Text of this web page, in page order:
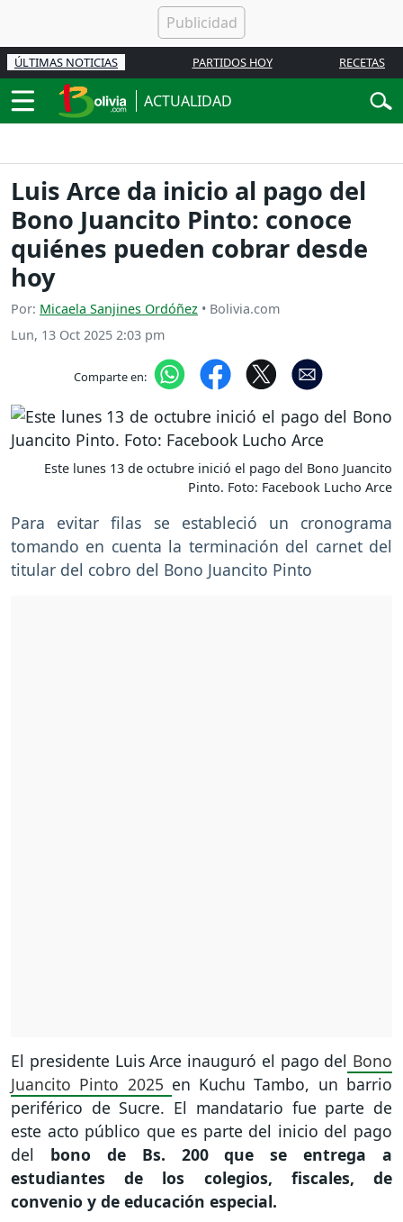
ÚLTIMAS NOTICIAS PARTIDOS HOY RECETAS
ACTUALIDAD
Luis Arce da inicio al pago del
Bono Juancito Pinto: conoce
quiénes pueden cobrar desde
hoy
Por: Micaela Sanjines Ordóñez • Bolivia.com
Lun, 13 Oct 2025 2:03 pm
Comparte en:
Este lunes 13 de octubre inició el pago del Bono Juancito
Pinto. Foto: Facebook Lucho Arce
Para evitar filas se estableció un cronograma
tomando en cuenta la terminación del carnet del
titular del cobro del Bono Juancito Pinto
El presidente Luis Arce inauguró el pago del Bono
Juancito Pinto 2025 en Kuchu Tambo, un barrio
periférico de Sucre. El mandatario fue parte de
este acto público que es parte del inicio del pago
del bono de Bs. 200 que se entrega a
estudiantes de los colegios, fiscales, de
convenio y de educación especial.